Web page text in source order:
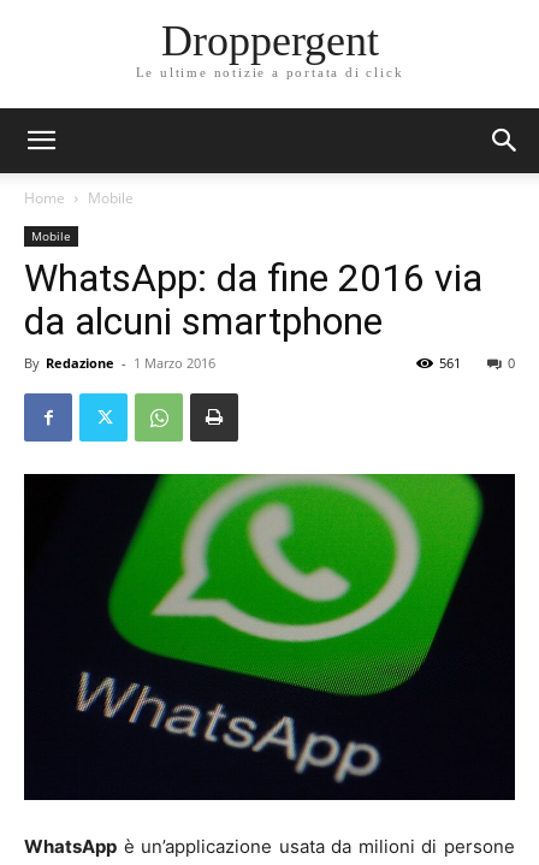
Droppergent
Le ultime notizie a portata di click
Home Mobile
Mobile
WhatsApp: da fine 2016 via
da alcuni smartphone
By Redazione - 1 Marzo 2016 0
561
WhatsApp è un’applicazione usata da milioni di persone